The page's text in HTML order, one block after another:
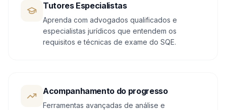
Tutores Especialistas
Aprenda com advogados qualificados e
especialistas jurídicos que entendem os
requisitos e técnicas de exame do SQE.
Acompanhamento do progresso
Ferramentas avançadas de análise e